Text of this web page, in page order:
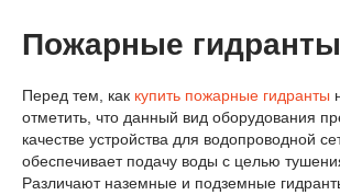
Пожарные гидранты
Перед тем, как купить пожарные гидранты
отметить, что данный вид оборудования
качестве устройства для водопроводной
обеспечивает подачу воды с целью
Различают наземные и подземные